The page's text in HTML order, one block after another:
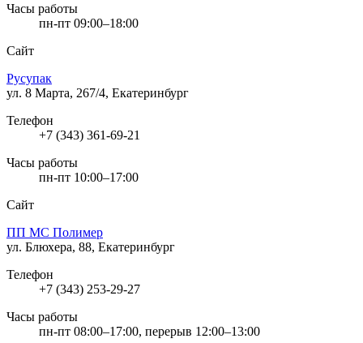
Часы работы
пн-пт 09:00–18:00
Сайт
Русупак
ул. 8 Марта, 267/4, Екатеринбург
Телефон
+7 (343) 361-69-21
Часы работы
пн-пт 10:00–17:00
Сайт
ПП МС Полимер
ул. Блюхера, 88, Екатеринбург
Телефон
+7 (343) 253-29-27
Часы работы
пн-пт 08:00–17:00, перерыв 12:00–13:00